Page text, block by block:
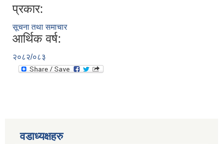
प्रकार:
सूचना तथा समाचार
आर्थिक वर्ष:
२०८२/०८३
वडाध्यक्षहरु